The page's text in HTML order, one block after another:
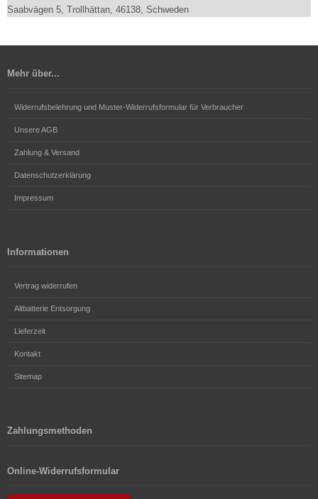
Saabvägen 5, Trollhättan, 46138, Schweden
Mehr über...
Widerrufsbelehrung und Muster-Widerrufsformular für Verbraucher
Unsere AGB
Zahlung & Versand
Datenschutzerklärung
Impressum
Informationen
Vertrag widerrufen
Altbatterie Entsorgung
Lieferzeit
Kontakt
Sitemap
Zahlungsmethoden
Online-Widerrufsformular